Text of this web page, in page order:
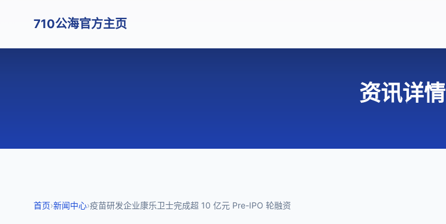
710公海官方主页
资讯详情
首页›新闻中心›疫苗研发企业康乐卫士完成超 10 亿元 Pre-IPO 轮融资